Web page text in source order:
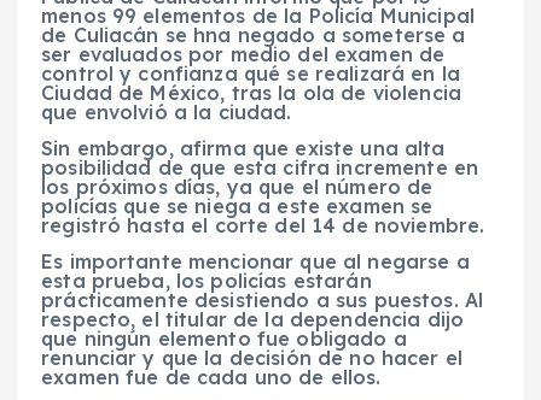
menos 99 elementos de la Policía Municipal
de Culiacán se hna negado a someterse a
ser evaluados por medio del examen de
control y confianza qué se realizará en la
Ciudad de México, tras la ola de violencia
que envolvió a la ciudad.
Sin embargo, afirma que existe una alta
posibilidad de que esta cifra incremente en
los próximos días, ya que el número de
policías que se niega a este examen se
registró hasta el corte del 14 de noviembre.
Es importante mencionar que al negarse a
esta prueba, los policías estarán
prácticamente desistiendo a sus puestos. Al
respecto, el titular de la dependencia dijo
que ningún elemento fue obligado a
renunciar y que la decisión de no hacer el
examen fue de cada uno de ellos.